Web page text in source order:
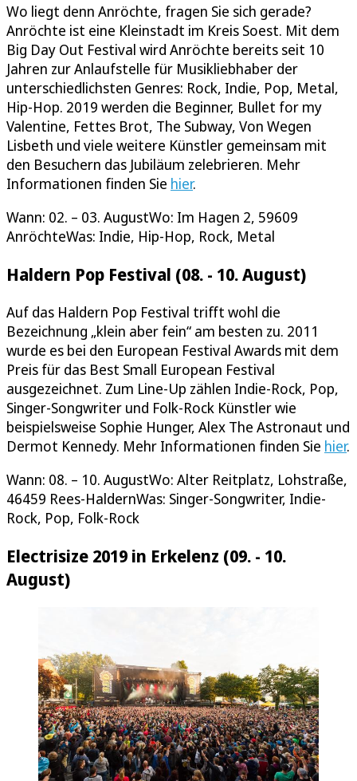
Wo liegt denn Anröchte, fragen Sie sich gerade?
Anröchte ist eine Kleinstadt im Kreis Soest. Mit dem
Big Day Out Festival wird Anröchte bereits seit 10
Jahren zur Anlaufstelle für Musikliebhaber der
unterschiedlichsten Genres: Rock, Indie, Pop, Metal,
Hip-Hop. 2019 werden die Beginner, Bullet for my
Valentine, Fettes Brot, The Subway, Von Wegen
Lisbeth und viele weitere Künstler gemeinsam mit
den Besuchern das Jubiläum zelebrieren. Mehr
Informationen finden Sie hier.
Wann: 02. – 03. AugustWo: Im Hagen 2, 59609
AnröchteWas: Indie, Hip-Hop, Rock, Metal
Haldern Pop Festival (08. - 10. August)
Auf das Haldern Pop Festival trifft wohl die
Bezeichnung „klein aber fein“ am besten zu. 2011
wurde es bei den European Festival Awards mit dem
Preis für das Best Small European Festival
ausgezeichnet. Zum Line-Up zählen Indie-Rock, Pop,
Singer-Songwriter und Folk-Rock Künstler wie
beispielsweise Sophie Hunger, Alex The Astronaut und
Dermot Kennedy. Mehr Informationen finden Sie hier.
Wann: 08. – 10. AugustWo: Alter Reitplatz, Lohstraße,
46459 Rees-HaldernWas: Singer-Songwriter, Indie-
Rock, Pop, Folk-Rock
Electrisize 2019 in Erkelenz (09. - 10.
August)